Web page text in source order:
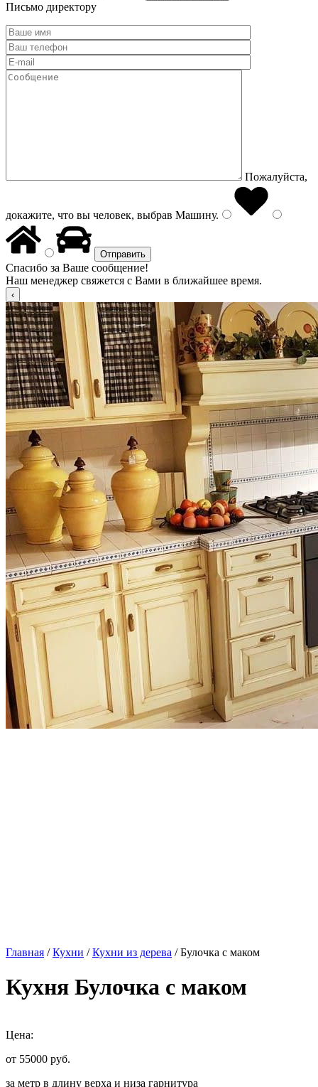
Письмо директору
Пожалуйста,
докажите, что вы человек, выбрав Машину.
Спасибо за Ваше сообщение!
Наш менеджер свяжется с Вами в ближайшее время.
Главная /Кухни /Кухни из дерева / Булочка с маком
Кухня Булочка с маком
Цена:
от 55000 руб.
за метр в длину верха и низа гарнитура